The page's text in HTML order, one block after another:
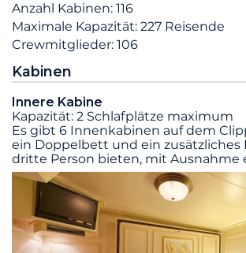
Anzahl Kabinen: 116
Maximale Kapazität: 227 Reisende
Crewmitglieder: 106
Kabinen
Innere Kabine
Kapazität: 2 Schlafplätze maximum
Es gibt 6 Innenkabinen auf dem
ein Doppelbett und ein zusätzliches
dritte Person bieten, mit Ausnahme